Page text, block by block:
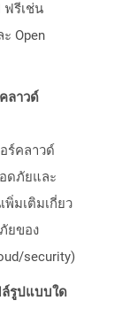
ฟรีเช่น
Open
ลาวด์
ร์คลาวด์
ดภัยและ
มเติมเกี่ยว
ยของ
security)
ล์รูปแบบใด